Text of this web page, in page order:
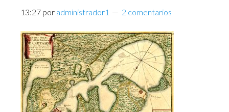
13:27 por administrador1 2 comentarios